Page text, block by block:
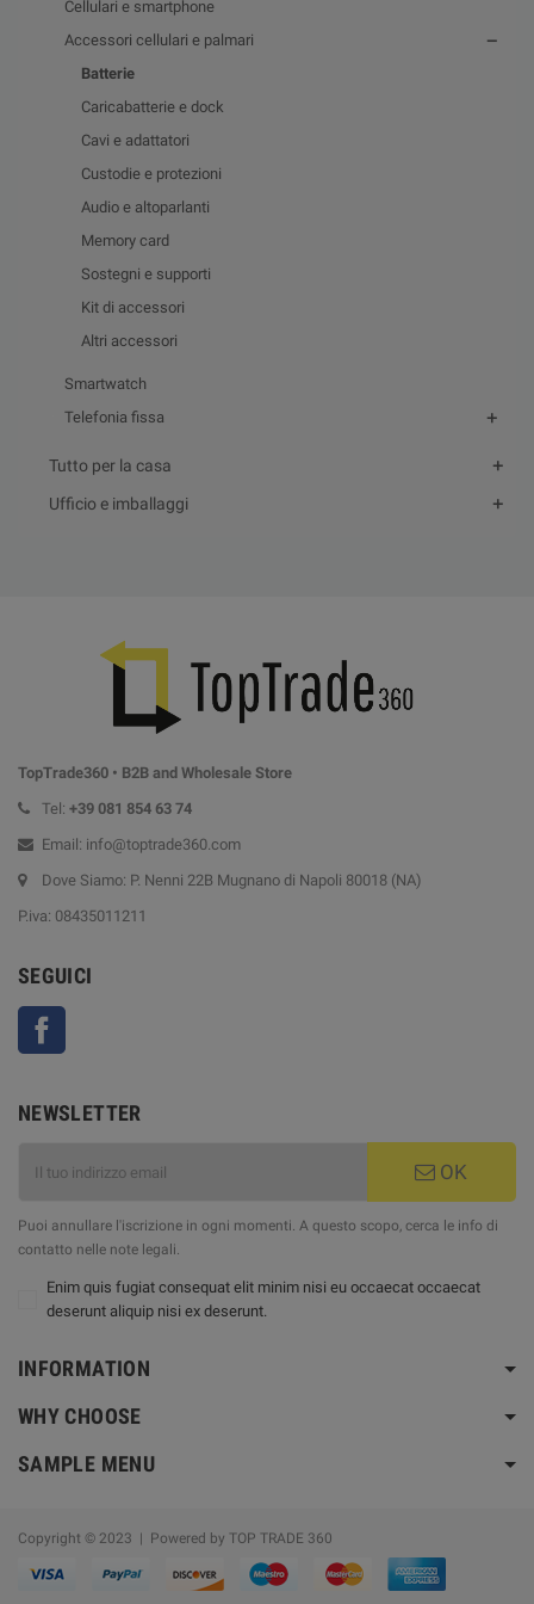
Cellulari e smartphone
Accessori cellulari e palmari
Batterie
Caricabatterie e dock
Cavi e adattatori
Custodie e protezioni
Audio e altoparlanti
Memory card
Sostegni e supporti
Kit di accessori
Altri accessori
Smartwatch
Telefonia fissa
Tutto per la casa
Ufficio e imballaggi
TopTrade360 • B2B and Wholesale Store
Tel: +39 081 854 63 74
Email: info@toptrade360.com
Dove Siamo: P. Nenni 22B Mugnano di Napoli 80018 (NA)
P.iva: 08435011211
SEGUICI
NEWSLETTER
OK
Puoi annullare l'iscrizione in ogni momenti. A questo scopo, cerca le info di
contatto nelle note legali.
Enim quis fugiat consequat elit minim nisi eu occaecat occaecat
deserunt aliquip nisi ex deserunt.
INFORMATION
WHY CHOOSE
SAMPLE MENU
Copyright © 2023 | Powered by TOP TRADE 360